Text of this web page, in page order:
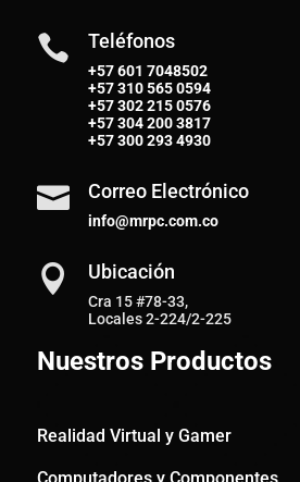
 Teléfonos
+57 601 7048502
+57310 565 0594
+57302 215 0576
+57304 200 3817
+57300 293 4930
 Correo Electrónico
info@mrpc.com.co
 Ubicación
Cra 15 #78-33,
Locales 2-224/2-225
Nuestros Productos
Realidad Virtual y Gamer